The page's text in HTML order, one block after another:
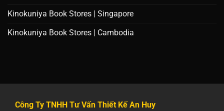
Kinokuniya Book Stores | Singapore
Kinokuniya Book Stores | Cambodia
Công Ty TNHH Tư Vấn Thiết Kế An Huy